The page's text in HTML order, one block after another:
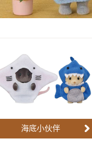
海底小伙伴